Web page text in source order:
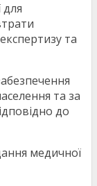
для
та
та за
до
медичної